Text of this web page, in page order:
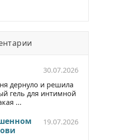
30.07.2026
дернуло и решила
гель для интимной
...
19.07.2026